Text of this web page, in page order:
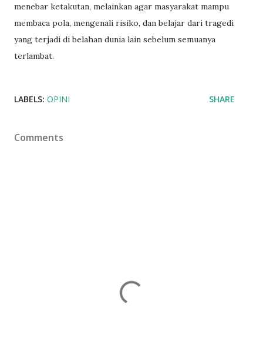
menebar ketakutan, melainkan agar masyarakat mampu
membaca pola, mengenali risiko, dan belajar dari tragedi
yang terjadi di belahan dunia lain sebelum semuanya
terlambat.
LABELS: OPINI SHARE
Comments